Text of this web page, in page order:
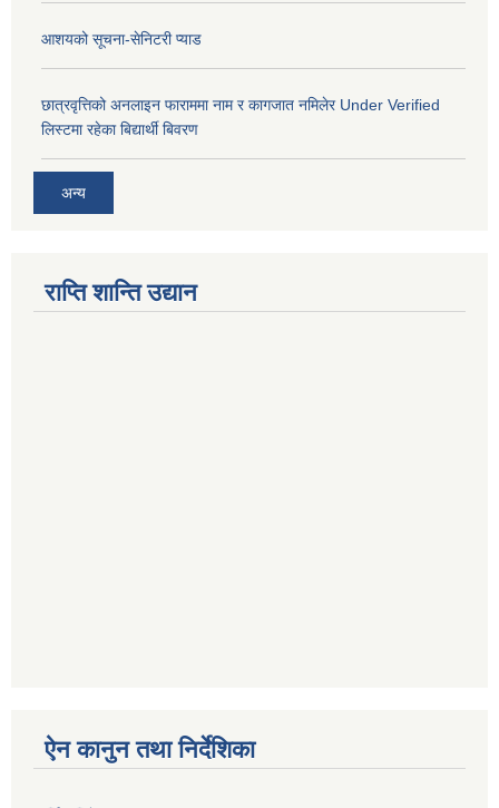
आशयको सूचना-सेनिटरी प्याड
छात्रवृत्तिको अनलाइन फाराममा नाम र कागजात नमिलेर Under Verified
लिस्टमा रहेका बिद्यार्थी बिवरण
अन्य
राप्ति शान्ति उद्यान
ऐन कानुन तथा निर्देशिका